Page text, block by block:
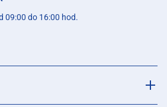
09:00 do 16:00 hod.